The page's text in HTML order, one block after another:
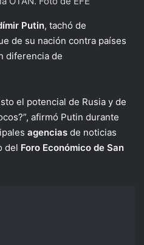
Putin, tachó de
de su nación contra países
diferencia de
el potencial de Rusia y de
afirmó Putin durante
agencias de noticias
del Foro Económico de San